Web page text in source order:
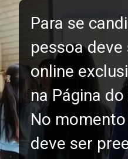
Para se
pessoa
online
na Página
No
deve ser